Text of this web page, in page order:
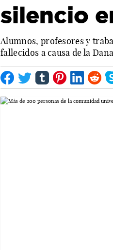
silencio
Alumnos, profesores y
fallecidos a causa de la